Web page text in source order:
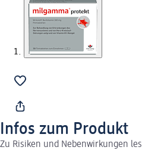
Infos zum Produkt
Zu Risiken und Nebenwirkungen